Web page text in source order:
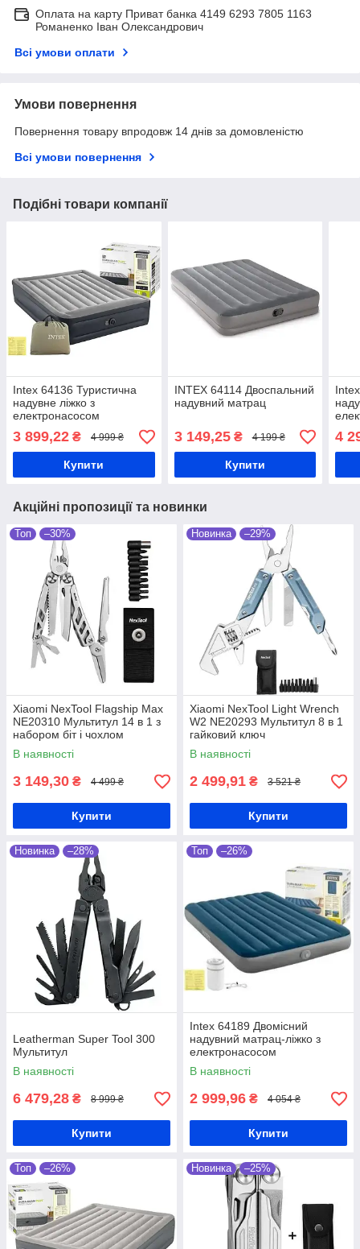
Оплата на карту Приват банка 4149 6293 7805 1163
Романенко Іван Олександрович
Всі умови оплати
Умови повернення
Повернення товару впродовж 14 днів за домовленістю
Всі умови повернення
Подібні товари компанії
Intex 64136 Туристична
надувне ліжко з
електронасосом
3 899,22 ₴ 4 999 ₴
Купити
INTEX 64114 Двоспальний
надувний матрац
3 149,25₴ 4 199 ₴
Купити
4
Акційні пропозиції та новинки
Топ –30%
Xiaomi NexTool Flagship Max
NE20310 Мультитул 14 в 1 з
набором біт і чохлом
В наявності
3 149,30 ₴ 4 499 ₴
Купити
Новинка –29%
Xiaomi NexTool Light Wrench
W2 NE20293 Мультитул 8 в 1
гайковий ключ
В наявності
2 499,91 ₴ 3 521 ₴
Купити
Новинка –28%
Leatherman Super Tool 300
Мультитул
В наявності
6 479,28 ₴ 8 999 ₴
Купити
Топ –26%
Intex 64189 Двомісний
надувний матрац-ліжко з
електронасосом
В наявності
2 999,96 ₴ 4 054 ₴
Купити
Топ –26% Новинка –25%